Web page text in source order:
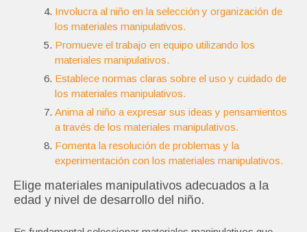
Involucra al niño en la selección y organización de
los materiales manipulativos.
Promueve el trabajo en equipo utilizando los
materiales manipulativos.
Establece normas claras sobre el uso y cuidado de
los materiales manipulativos.
Anima al niño a expresar sus ideas y pensamientos
a través de los materiales manipulativos.
Fomenta la resolución de problemas y la
experimentación con los materiales manipulativos.
Elige materiales manipulativos adecuados a la
edad y nivel de desarrollo del niño.